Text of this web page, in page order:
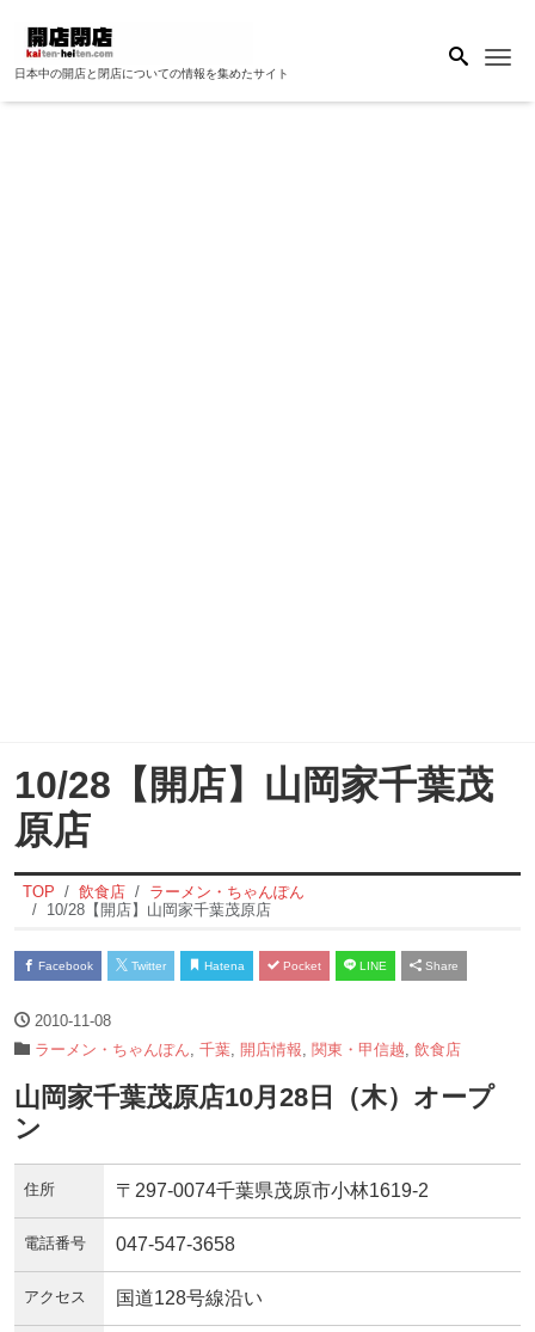
日本中の開店と閉店についての情報を集めたサイト
10/28【開店】山岡家千葉茂
原店
TOP 飲食店
ラーメン・ちゃんぽん
10/28【開店】山岡家千葉茂原店
Facebook Twitter Hatena Pocket LINE Share
2010-11-08
ラーメン・ちゃんぽん 千葉 開店情報 関東・甲信越 飲食店
山岡家千葉茂原店10月28日（木）オープ
ン
住所 〒297-0074千葉県茂原市小林1619-2
電話番号 047-547-3658
アクセス 国道128号線沿い